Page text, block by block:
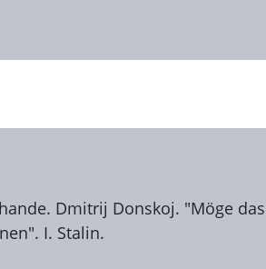
Dmitrij Donskoj. "Мöge
I. Stalin.